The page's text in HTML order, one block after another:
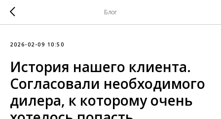
Блог
2026-02-09 10:50
История нашего клиента.
Согласовали необходимого
дилера, к которому очень